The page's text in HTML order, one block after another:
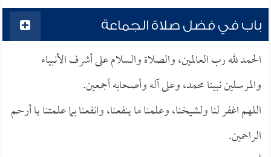
باب في فضل صلاة الجماعة
الحمد لله رب العالمين، والصلاة والسلام على أشرف الأنبياء
والمرسلين نبينا محمد، وعلى آله وأصحابه أجمعين.
اللهم اغفر لنا ولشيخنا، وعلمنا ما ينفعنا، وانفعنا بما علمتنا يا أرحم
الراحمين.